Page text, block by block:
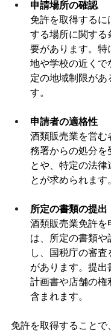
申請場所の確認
免許を取得するに
する場所に関する
要があります。特
地や学校の近くで
定の地域制限があ
す。
申請者の適格性
酒類販売業を営む
務署からの処分を
とや、特定の法律
とが求められます。
所定の書類の提出
酒類販売業免許を
は、所定の書類や
し、国税庁の審
があります。提出
計画書や店舗の権
含まれます。
免許を取得することで